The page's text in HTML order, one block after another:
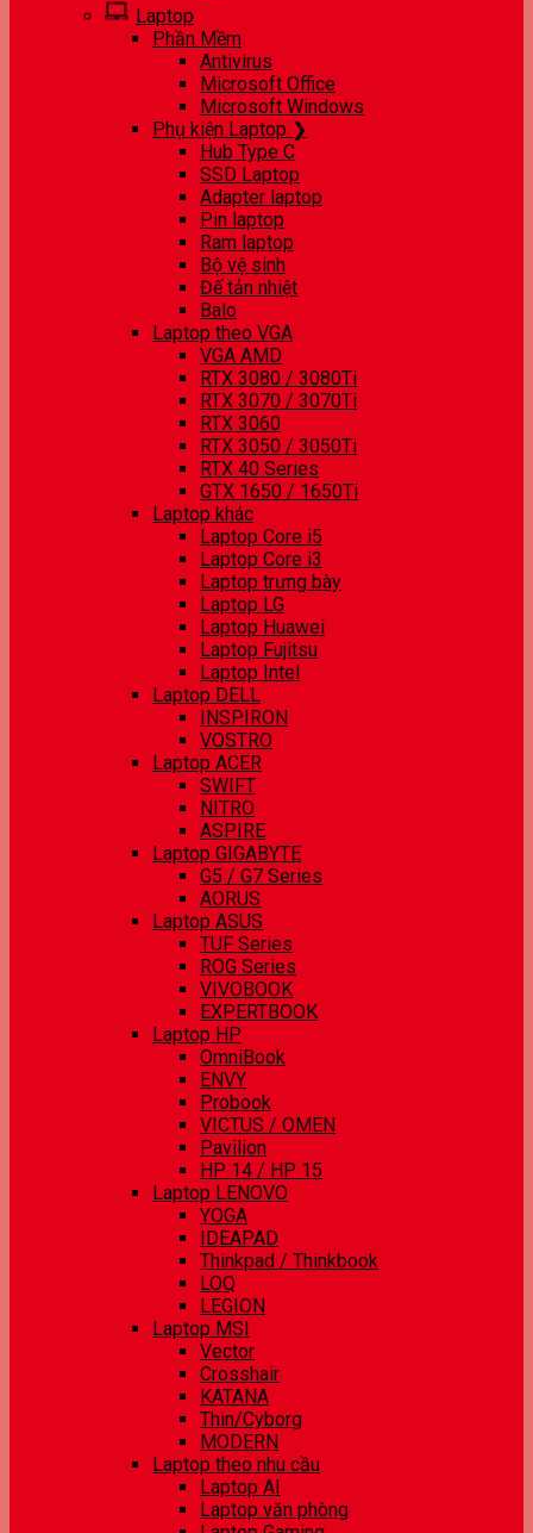
Laptop
Phần Mềm
Antivirus
Microsoft Office
Microsoft Windows
Phụ kiện Laptop ❯
Hub Type C
SSD Laptop
Adapter laptop
Pin laptop
Ram laptop
Bộ vệ sinh
Đế tản nhiệt
Balo
Laptop theo VGA
VGA AMD
RTX 3080 / 3080Ti
RTX 3070 / 3070Ti
RTX 3060
RTX 3050 / 3050Ti
RTX 40 Series
GTX 1650 / 1650Ti
Laptop khác
Laptop Core i5
Laptop Core i3
Laptop trưng bày
Laptop LG
Laptop Huawei
Laptop Fujitsu
Laptop Intel
Laptop DELL
INSPIRON
VOSTRO
Laptop ACER
SWIFT
NITRO
ASPIRE
Laptop GIGABYTE
G5 / G7 Series
AORUS
Laptop ASUS
TUF Series
ROG Series
VIVOBOOK
EXPERTBOOK
Laptop HP
OmniBook
ENVY
Probook
VICTUS / OMEN
Pavilion
HP 14 / HP 15
Laptop LENOVO
YOGA
IDEAPAD
Thinkpad / Thinkbook
LOQ
LEGION
Laptop MSI
Vector
Crosshair
KATANA
Thin/Cyborg
MODERN
Laptop theo nhu cầu
Laptop AI
Laptop văn phòng